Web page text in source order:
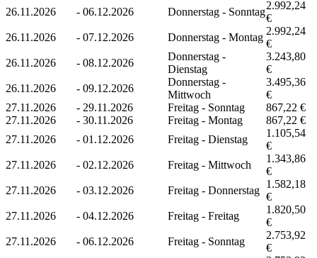
26.11.2026
- 06.12.2026 Donnerstag - Sonntag
2.992,24
€
26.11.2026
- 07.12.2026 Donnerstag - Montag
2.992,24
€
26.11.2026
- 08.12.2026
Donnerstag -
Dienstag
3.243,80
€
26.11.2026
- 09.12.2026
Donnerstag -
Mittwoch
3.495,36
€
27.11.2026
- 29.11.2026 Freitag - Sonntag
867,22 €
27.11.2026
- 30.11.2026 Freitag - Montag
867,22 €
27.11.2026
- 01.12.2026 Freitag - Dienstag
1.105,54
€
27.11.2026
- 02.12.2026 Freitag - Mittwoch
1.343,86
€
27.11.2026
- 03.12.2026 Freitag - Donnerstag
1.582,18
€
27.11.2026
- 04.12.2026 Freitag - Freitag
1.820,50
€
27.11.2026
- 06.12.2026 Freitag - Sonntag
2.753,92
€